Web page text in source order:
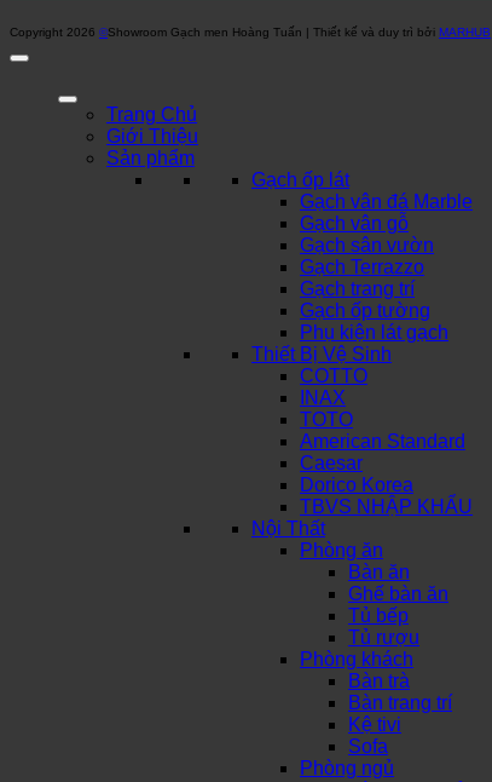
Copyright 2026 ©Showroom Gạch men Hoàng Tuấn | Thiết kế và duy trì bởi MARHUB
Trang Chủ
Giới Thiệu
Sản phẩm
Gạch ốp lát
Gạch vân đá Marble
Gạch vân gỗ
Gạch sân vườn
Gạch Terrazzo
Gạch trang trí
Gạch ốp tường
Phụ kiện lát gạch
Thiết Bị Vệ Sinh
COTTO
INAX
TOTO
American Standard
Caesar
Dorico Korea
TBVS NHẬP KHẨU
Nội Thất
Phòng ăn
Bàn ăn
Ghế bàn ăn
Tủ bếp
Tủ rượu
Phòng khách
Bàn trà
Bàn trang trí
Kệ tivi
Sofa
Phòng ngủ